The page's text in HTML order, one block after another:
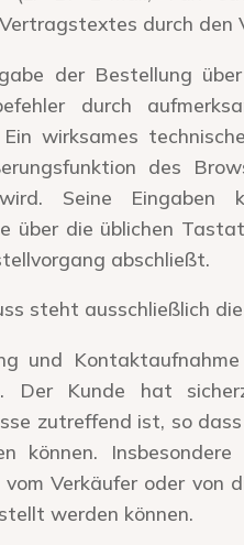
durch den
der Bestellung
durch
wirksames
des
Seine
über die üblichen
abschließt.
steht ausschließlich
und
Der Kunde hat
zutreffend ist, so
können.
vom Verkäufer oder
werden können.